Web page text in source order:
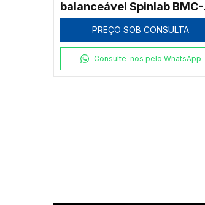
PREÇO SOB CONSULTA
Consulte-nos pelo WhatsApp